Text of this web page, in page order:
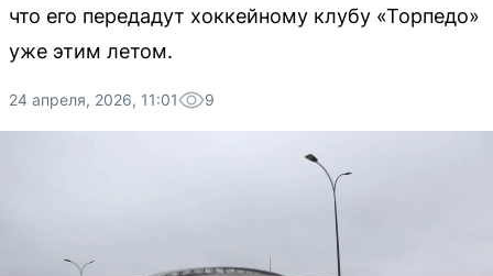
что его передадут хоккейному клубу «Торпедо»
уже этим летом.
24 апреля, 2026, 11:01 9